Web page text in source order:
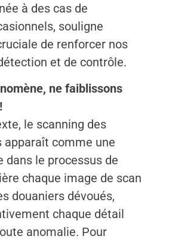
à des cas de
souligne
de renforcer nos
et de contrôle.
ne faiblissons
le scanning des
apparaît comme une
dans le processus de
chaque image de scan
douaniers dévoués,
chaque détail
anomalie. Pour